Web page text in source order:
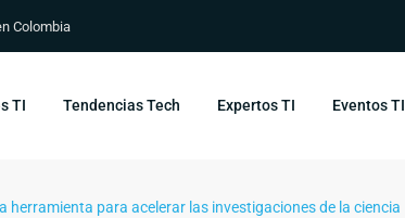
Colombia
TI Tendencias Tech Expertos TI Eventos TI
herramienta para acelerar las investigaciones de la ciencia